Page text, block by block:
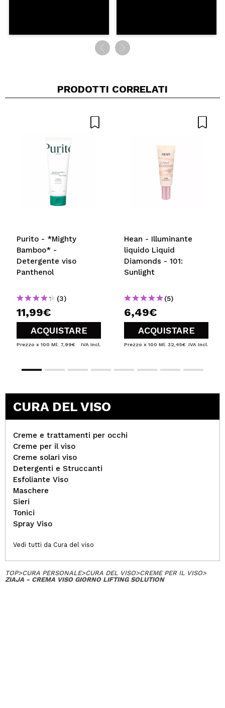
PRODOTTI CORRELATI
Purito - *Mighty
Bamboo* -
Detergente viso
Panthenol
(3)
11,99€
ACQUISTARE
Prezzo x 100 Ml: 7,99€ IVA Incl.
Hean - Illuminante
liquido Liquid
Diamonds - 101:
Sunlight
(5)
6,49€
ACQUISTARE
Prezzo x 100 Ml: 32,45€ IVA Incl.
CURA DEL VISO
Creme e trattamenti per occhi
Creme per il viso
Creme solari viso
Detergenti e Struccanti
Esfoliante Viso
Maschere
Sieri
Tonici
Spray Viso
Vedi tutti da Cura del viso
TOP>CURA PERSONALE>CURA DEL VISO>CREME PER IL VISO>
ZIAJA - CREMA VISO GIORNO LIFTING SOLUTION